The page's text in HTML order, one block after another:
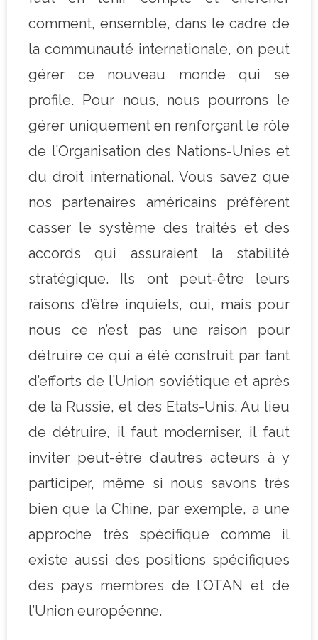
comment, ensemble, dans le cadre de
la communauté internationale, on peut
gérer ce nouveau monde qui se
profile. Pour nous, nous pourrons le
gérer uniquement en renforçant le rôle
de l’Organisation des Nations-Unies et
du droit international. Vous savez que
nos partenaires américains préfèrent
casser le système des traités et des
accords qui assuraient la stabilité
stratégique. Ils ont peut-être leurs
raisons d’être inquiets, oui, mais pour
nous ce n’est pas une raison pour
détruire ce qui a été construit par tant
d’efforts de l’Union soviétique et après
de la Russie, et des Etats-Unis. Au lieu
de détruire, il faut moderniser, il faut
inviter peut-être d’autres acteurs à y
participer, même si nous savons très
bien que la Chine, par exemple, a une
approche très spécifique comme il
existe aussi des positions spécifiques
des pays membres de l’OTAN et de
l’Union européenne.